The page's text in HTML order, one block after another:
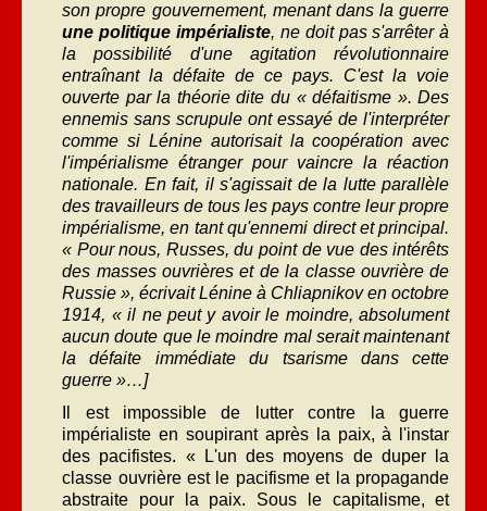
son propre gouvernement, menant dans la guerre
une politique impérialiste, ne doit pas s'arrêter à
la possibilité d'une agitation révolutionnaire
entraînant la défaite de ce pays. C'est la voie
ouverte par la théorie dite du « défaitisme ». Des
ennemis sans scrupule ont essayé de l'interpréter
comme si Lénine autorisait la coopération avec
l'impérialisme étranger pour vaincre la réaction
nationale. En fait, il s'agissait de la lutte parallèle
des travailleurs de tous les pays contre leur propre
impérialisme, en tant qu'ennemi direct et principal.
« Pour nous, Russes, du point de vue des intérêts
des masses ouvrières et de la classe ouvrière de
Russie », écrivait Lénine à Chliapnikov en octobre
1914, « il ne peut y avoir le moindre, absolument
aucun doute que le moindre mal serait maintenant
la défaite immédiate du tsarisme dans cette
guerre »…]
Il est impossible de lutter contre la guerre
impérialiste en soupirant après la paix, à l'instar
des pacifistes. « L'un des moyens de duper la
classe ouvrière est le pacifisme et la propagande
abstraite pour la paix. Sous le capitalisme, et